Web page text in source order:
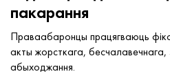
пакарання
Праваабаронцы працягваюць
акты жорсткага,
абыходжання.